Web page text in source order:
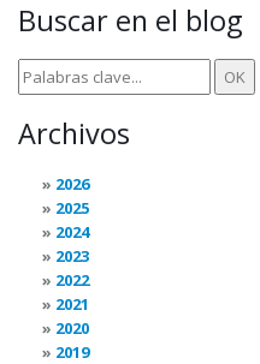
Buscar en el blog
Archivos
2026
2025
2024
2023
2022
2021
2020
2019